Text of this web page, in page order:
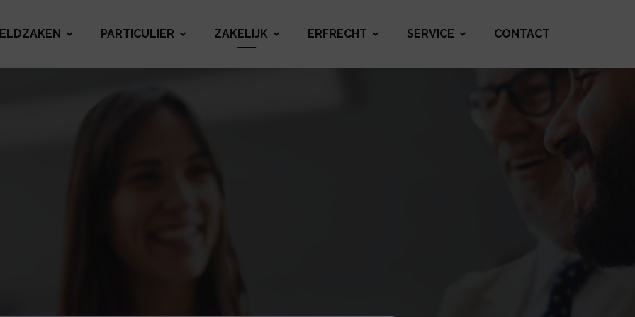
PARTICULIER ZAKELIJK ERFRECHT SERVICE CONTACT